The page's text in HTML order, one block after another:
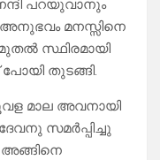
പറയുവാനും
മനസ്സിനെ
മുതൽ സ്ഥിരമായി
തുടങ്ങി.
മാല അവനായി
സമർപ്പിച്ചു
അങ്ങിനെ